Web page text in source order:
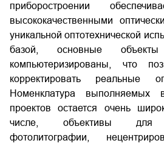
приборостроении
высококачественными
уникальной оптотехнической
базой, основные
компьютеризированы, что
корректировать реальные
Номенклатура
проектов остается очень
числе, объективы для
фотолитографии,